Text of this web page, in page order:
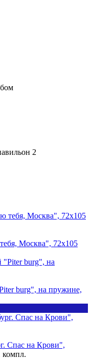
2
Москва", 72х105
burg", на пружине,
Спас на Крови",
компл.